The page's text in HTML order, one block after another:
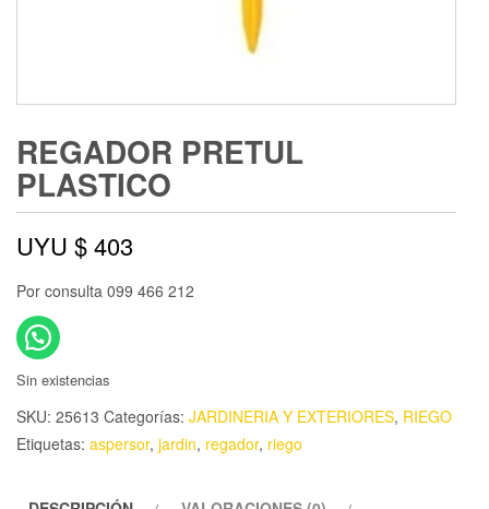
REGADOR PRETUL
PLASTICO
UYU $403
Por consulta 099 466 212
Sin existencias
SKU: 25613 Categorías: JARDINERIA Y EXTERIORES, RIEGO
Etiquetas: aspersor, jardin, regador, riego